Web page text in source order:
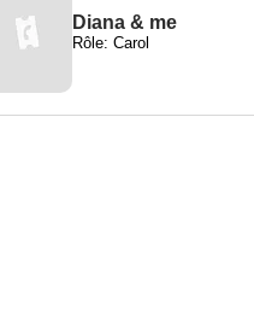
Diana & me
Rôle: Carol